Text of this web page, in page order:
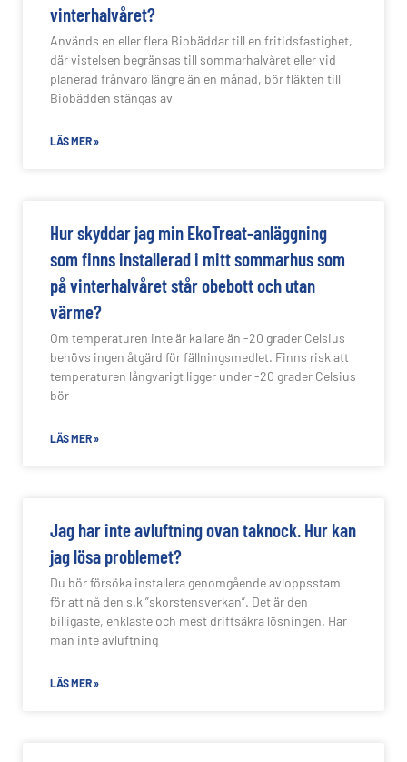
vinterhalvåret?
Används en eller flera Biobäddar till en fritidsfastighet,
där vistelsen begränsas till sommarhalvåret eller vid
planerad frånvaro längre än en månad, bör fläkten till
Biobädden stängas av
LÄS MER »
Hur skyddar jag min EkoTreat-anläggning
som finns installerad i mitt sommarhus som
på vinterhalvåret står obebott och utan
värme?
Om temperaturen inte är kallare än -20 grader Celsius
behövs ingen åtgärd för fällningsmedlet. Finns risk att
temperaturen långvarigt ligger under -20 grader Celsius
bör
LÄS MER »
Jag har inte avluftning ovan taknock. Hur kan
jag lösa problemet?
Du bör försöka installera genomgående avloppsstam
för att nå den s.k ”skorstensverkan”. Det är den
billigaste, enklaste och mest driftsäkra lösningen. Har
man inte avluftning
LÄS MER »